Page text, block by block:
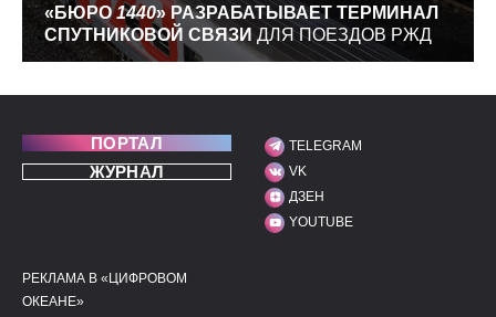
«БЮРО1440» РАЗРАБАТЫВАЕТ ТЕРМИНАЛ
СПУТНИКОВОЙ СВЯЗИ ДЛЯ ПОЕЗДОВ РЖД
ПОРТАЛ
ЖУРНАЛ
МЫ В СОЦИАЛЬНЫХ
TELEGRAM
VK
ДЗЕН
YOUTUBE
ПОЛЕЗНЫЕ ССЫЛКИ
РЕКЛАМА В «ЦИФРОВОМ
ОКЕАНЕ»